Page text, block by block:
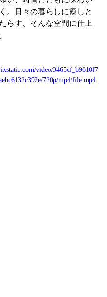
。日々の暮らしに癒しと
らす、そんな空間に仕上
video/3465cf_b9610f7
720p/mp4/file.mp4